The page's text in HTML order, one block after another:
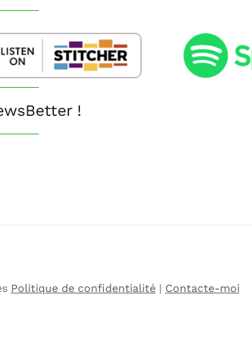
!
Politique de confidentialité| Contacte-moi